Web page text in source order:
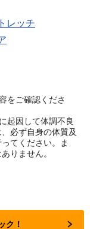
レッチ
をご確認くださ
起因して体調不良
必ず自身の体質及
てください。ま
りません。
ク！